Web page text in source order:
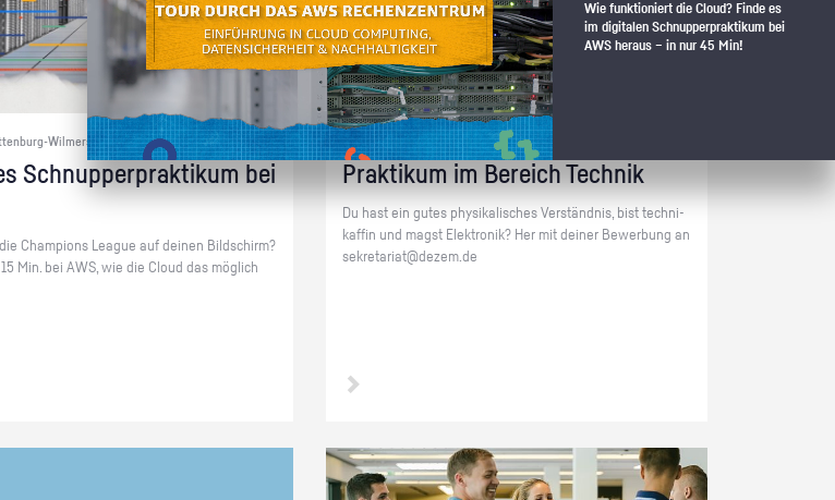
Wilmersdorf+ | Cloud-Computing
Schnup­per­prak­ti­kum bei
Cham­pi­ons Le­ague auf dei­nen Bild­schirm?
Min. bei AWS, wie die Cloud das mög­lich
Berlin Charlottenburg-Wilmersdorf+ | Technik
Prak­ti­kum im Be­reich Tech­nik
Du hast ein gutes phy­si­ka­li­sches Ver­ständ­nis, bist tech­ni­
kaf­fin und magst Elek­tro­nik? Her mit dei­ner Be­wer­bung an
se­kre­ta­ri­at@​dezem.​de
Wie funktioniert die Cloud? Finde es
im digitalen Schnupperpraktikum bei
AWS heraus – in nur 45 Min!